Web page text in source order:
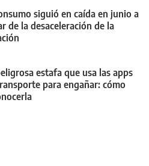
siguió en caída en junio a
de la desaceleración de la
estafa que usa las apps
para engañar: cómo